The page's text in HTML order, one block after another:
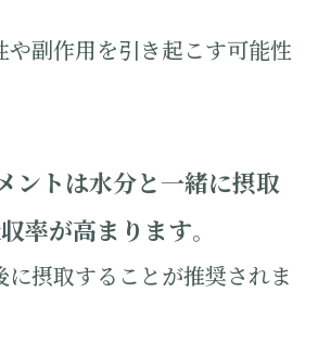
や副作用を引き起こす可能性
ントは水分と一緒に摂取
率が高まります。
に摂取することが推奨されま